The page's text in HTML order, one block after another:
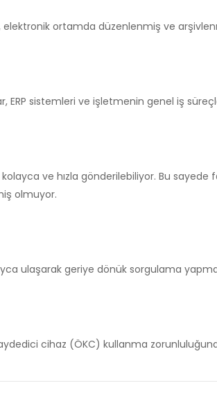
elektronik ortamda düzenlenmiş ve
ERP sistemleri ve işletmenin genel iş
ve hızla gönderilebiliyor. Bu
olmuyor.
ulaşarak geriye dönük sorgulama
cihaz (ÖKC) kullanma